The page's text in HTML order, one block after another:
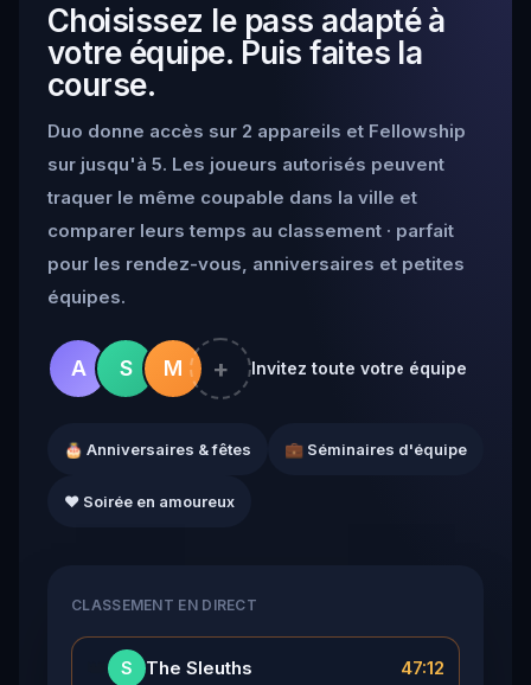
Choisissez le pass adapté à
votre équipe. Puis faites la
course.
Duo donne accès sur 2 appareils et Fellowship
sur jusqu'à 5. Les joueurs autorisés peuvent
traquer le même coupable dans la ville et
comparer leurs temps au classement · parfait
pour les rendez-vous, anniversaires et petites
équipes.
A S M + Invitez toute votre équipe
🎂 Anniversaires & fêtes 💼 Séminaires d'équipe
❤️ Soirée en amoureux
CLASSEMENT EN DIRECT
S The Sleuths 47:12